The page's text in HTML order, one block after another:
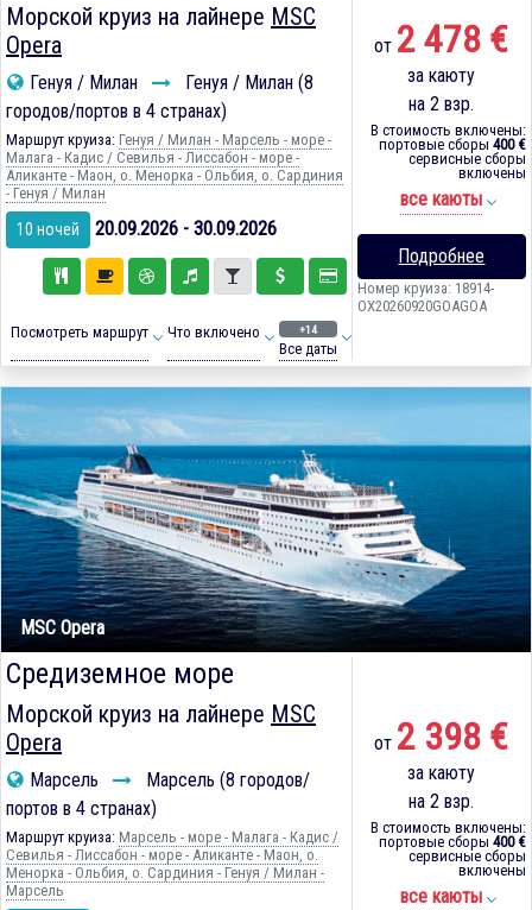
Морской круиз на лайнере MSC
Opera
Генуя / Милан
Генуя / Милан (8
городов/портов в 4 странах)
Маршрут круиза: Генуя / Милан - Марсель - море -
Малага - Кадиc / Севилья - Лиссабон - море -
Аликанте - Маон, о. Менорка - Ольбия, о. Сардиния
- Генуя / Милан
10 ночей 20.09.2026 - 30.09.2026
Посмотреть маршрут Что включено +14
Все даты
от 2 478 €
за каюту
на 2 взр.
В стоимость включены:
портовые сборы 400 €
сервисные сборы
включены
все каюты
Подробнее
Номер круиза: 18914-
OX20260920GOAGOA
MSC Opera
Средиземное море
Морской круиз на лайнере MSC
Opera
Марсель
Марсель (8 городов/
портов в 4 странах)
Маршрут круиза: Марсель - море - Малага - Кадиc /
Севилья - Лиссабон - море - Аликанте - Маон, о.
Менорка - Ольбия, о. Сардиния - Генуя / Милан -
Марсель
от 2 398 €
за каюту
на 2 взр.
В стоимость включены:
портовые сборы 400 €
сервисные сборы
включены
все каюты